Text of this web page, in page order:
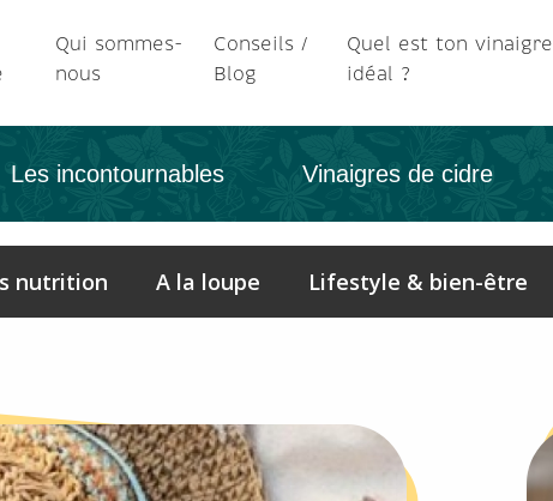
Qui sommes-
nous
Conseils /
Blog
Quel est ton vinaigre
idéal ?
Les incontournables Vinaigres de cidre
nutrition A la loupe Lifestyle & bien-être